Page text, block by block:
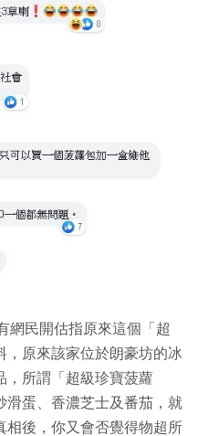
網民開估指原來這個「超
，原來該家位於朗豪坊的冰
，所謂「超級珍寶菠蘿
滑蛋、香濃芝士及番茄，就
相後，你又會否覺得物超所